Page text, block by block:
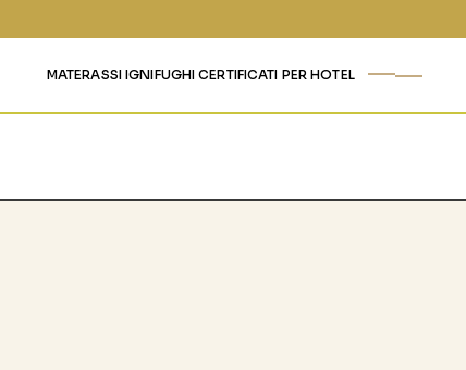
MATERASSI IGNIFUGHI CERTIFICATI PER HOTEL